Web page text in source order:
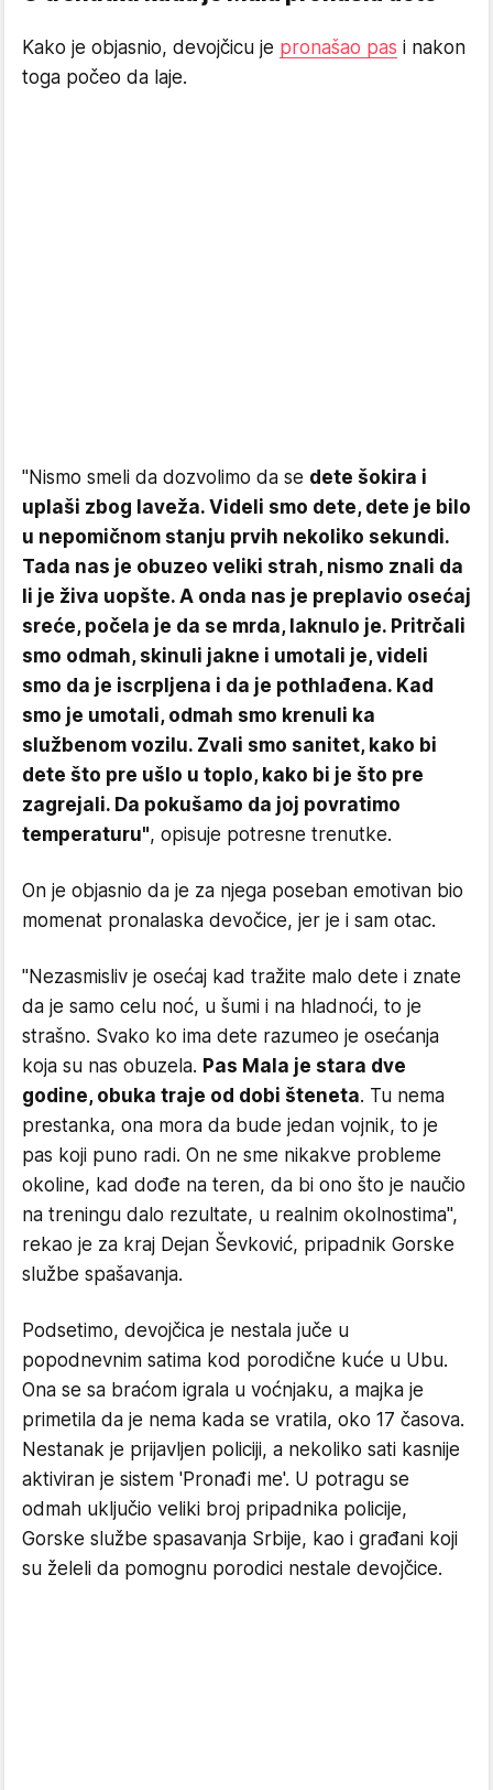
Kako je objasnio, devojčicu je pronašao pas i nakon
toga počeo da laje.
"Nismo smeli da dozvolimo da se dete šokira i
uplaši zbog laveža. Videli smo dete, dete je bilo
u nepomičnom stanju prvih nekoliko sekundi.
Tada nas je obuzeo veliki strah, nismo znali da
li je živa uopšte. A onda nas je preplavio osećaj
sreće, počela je da se mrda, laknulo je. Pritrčali
smo odmah, skinuli jakne i umotali je, videli
smo da je iscrpljena i da je pothlađena. Kad
smo je umotali, odmah smo krenuli ka
službenom vozilu. Zvali smo sanitet, kako bi
dete što pre ušlo u toplo, kako bi je što pre
zagrejali. Da pokušamo da joj povratimo
temperaturu", opisuje potresne trenutke.
On je objasnio da je za njega poseban emotivan bio
momenat pronalaska devočice, jer je i sam otac.
"Nezasmisliv je osećaj kad tražite malo dete i znate
da je samo celu noć, u šumi i na hladnoći, to je
strašno. Svako ko ima dete razumeo je osećanja
koja su nas obuzela. Pas Mala je stara dve
godine, obuka traje od dobi šteneta. Tu nema
prestanka, ona mora da bude jedan vojnik, to je
pas koji puno radi. On ne sme nikakve probleme
okoline, kad dođe na teren, da bi ono što je naučio
na treningu dalo rezultate, u realnim okolnostima",
rekao je za kraj Dejan Ševković, pripadnik Gorske
službe spašavanja.
Podsetimo, devojčica je nestala juče u
popodnevnim satima kod porodične kuće u Ubu.
Ona se sa braćom igrala u voćnjaku, a majka je
primetila da je nema kada se vratila, oko 17 časova.
Nestanak je prijavljen policiji, a nekoliko sati kasnije
aktiviran je sistem 'Pronađi me'. U potragu se
odmah uključio veliki broj pripadnika policije,
Gorske službe spasavanja Srbije, kao i građani koji
su želeli da pomognu porodici nestale devojčice.